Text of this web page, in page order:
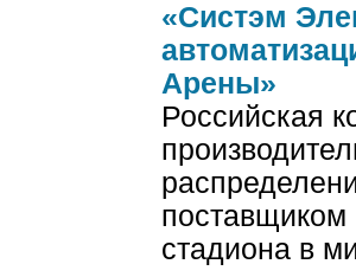
«Систэм
Арены»
Российская
поставщиком
стадиона в